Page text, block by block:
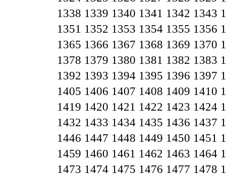
1338 1339 1340 1341 1342 1343
1351 1352 1353 1354 1355 1356
1365 1366 1367 1368 1369 1370
1378 1379 1380 1381 1382 1383
1392 1393 1394 1395 1396 1397
1405 1406 1407 1408 1409 1410
1419 1420 1421 1422 1423 1424
1432 1433 1434 1435 1436 1437
1446 1447 1448 1449 1450 1451
1459 1460 1461 1462 1463 1464
1473 1474 1475 1476 1477 1478